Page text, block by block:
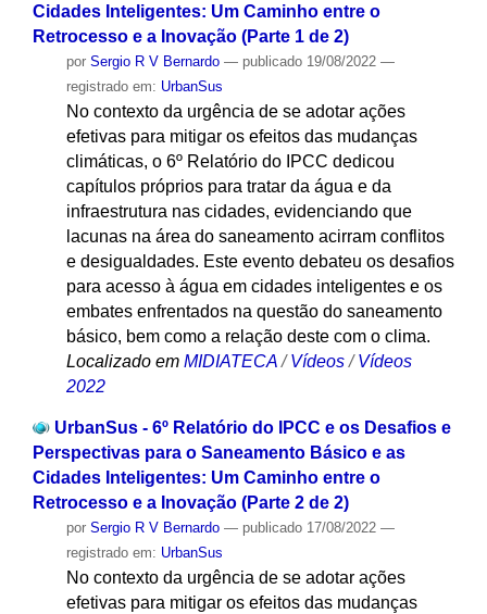
Cidades Inteligentes: Um Caminho entre o
Retrocesso e a Inovação (Parte 1 de 2)
por Sergio R V Bernardo — publicado19/08/2022 —
registrado em: UrbanSus
No contexto da urgência de se adotar ações
efetivas para mitigar os efeitos das mudanças
climáticas, o 6º Relatório do IPCC dedicou
capítulos próprios para tratar da água e da
infraestrutura nas cidades, evidenciando que
lacunas na área do saneamento acirram conflitos
e desigualdades. Este evento debateu os desafios
para acesso à água em cidades inteligentes e os
embates enfrentados na questão do saneamento
básico, bem como a relação deste com o clima.
Localizado em MIDIATECA /Vídeos /Vídeos
2022
UrbanSus - 6º Relatório do IPCC e os Desafios e
Perspectivas para o Saneamento Básico e as
Cidades Inteligentes: Um Caminho entre o
Retrocesso e a Inovação (Parte 2 de 2)
por Sergio R V Bernardo — publicado17/08/2022 —
registrado em: UrbanSus
No contexto da urgência de se adotar ações
efetivas para mitigar os efeitos das mudanças